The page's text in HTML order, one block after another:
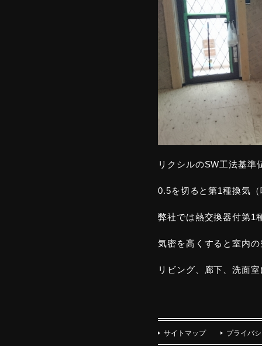
リクシルのSW工法基準
0.5を切ると第1種換気
弊社では熱交換器付第1
気密を高くすると室内
リビング、廊下、洗面
サイトマップ プライバ